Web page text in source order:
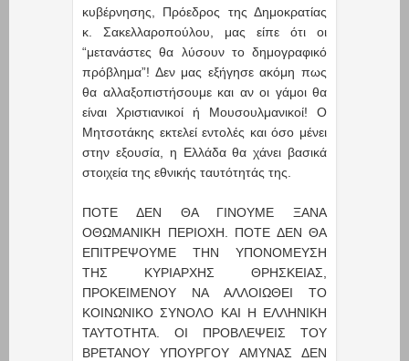
κυβέρνησης, Πρόεδρος της Δημοκρατίας
κ. Σακελλαροπούλου, μας είπε ότι οι
“μετανάστες θα λύσουν το δημογραφικό
πρόβλημα”! Δεν μας εξήγησε ακόμη πως
θα αλλαξοπιστήσουμε και αν οι γάμοι θα
είναι Χριστιανικοί ή Μουσουλμανικοί! Ο
Μητσοτάκης εκτελεί εντολές και όσο μένει
στην εξουσία, η Ελλάδα θα χάνει βασικά
στοιχεία της εθνικής ταυτότητάς της.
ΠΟΤΕ ΔΕΝ ΘΑ ΓΙΝΟΥΜΕ ΞΑΝΑ
ΟΘΩΜΑΝΙΚΗ ΠΕΡΙΟΧΗ. ΠΟΤΕ ΔΕΝ ΘΑ
ΕΠΙΤΡΕΨΟΥΜΕ ΤΗΝ ΥΠΟΝΟΜΕΥΣΗ
ΤΗΣ ΚΥΡΙΑΡΧΗΣ ΘΡΗΣΚΕΙΑΣ,
ΠΡΟΚΕΙΜΕΝΟΥ ΝΑ ΑΛΛΟΙΩΘΕΙ ΤΟ
ΚΟΙΝΩΝΙΚΟ ΣΥΝΟΛΟ ΚΑΙ Η ΕΛΛΗΝΙΚΗ
ΤΑΥΤΟΤΗΤΑ. ΟΙ ΠΡΟΒΛΕΨΕΙΣ ΤΟΥ
ΒΡΕΤΑΝΟΥ ΥΠΟΥΡΓΟΥ ΑΜΥΝΑΣ ΔΕΝ